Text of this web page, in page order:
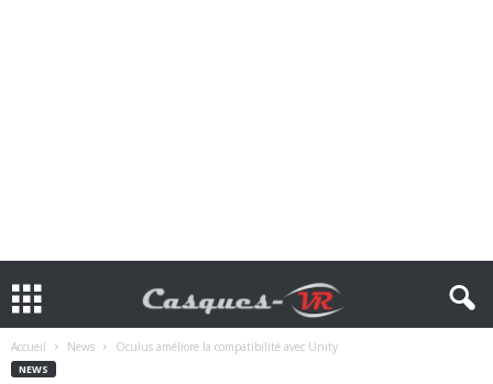
Accueil News Oculus améliore la compatibilité avec Unity
NEWS